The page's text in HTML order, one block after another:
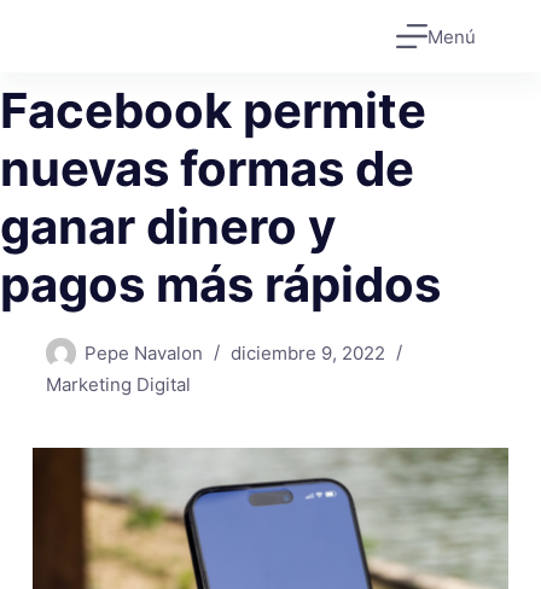
Menú
Facebook permite
nuevas formas de
ganar dinero y
pagos más rápidos
Pepe Navalon
diciembre 9, 2022
Marketing Digital